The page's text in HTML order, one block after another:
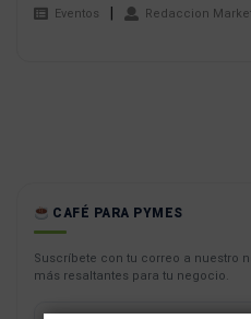
Eventos Redaccion
CAFÉ PARA PYMES
Suscríbete con tu correo a nuestro
más resaltantes para tu negocio.